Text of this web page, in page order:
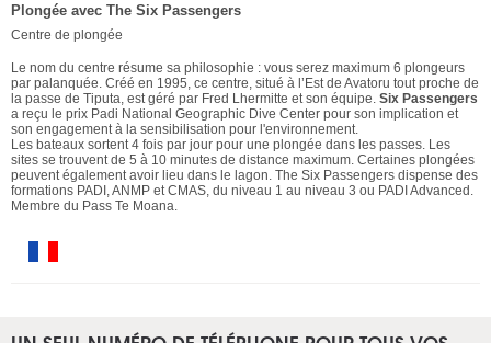
Plongée avec The Six Passengers
Centre de plongée
Le nom du centre résume sa philosophie : vous serez maximum 6 plongeurs
par palanquée. Créé en 1995, ce centre, situé à l’Est de Avatoru tout proche de
la passe de Tiputa, est géré par Fred Lhermitte et son équipe. Six Passengers
a reçu le prix Padi National Geographic Dive Center pour son implication et
son engagement à la sensibilisation pour l'environnement.
Les bateaux sortent 4 fois par jour pour une plongée dans les passes. Les
sites se trouvent de 5 à 10 minutes de distance maximum. Certaines plongées
peuvent également avoir lieu dans le lagon. The Six Passengers dispense des
formations PADI, ANMP et CMAS, du niveau 1 au niveau 3 ou PADI Advanced.
Membre du Pass Te Moana.